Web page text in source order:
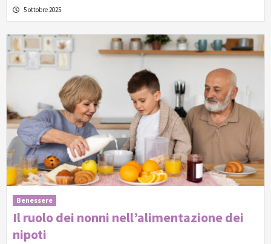
5 ottobre 2025
Benessere
Il ruolo dei nonni nell’alimentazione dei
nipoti